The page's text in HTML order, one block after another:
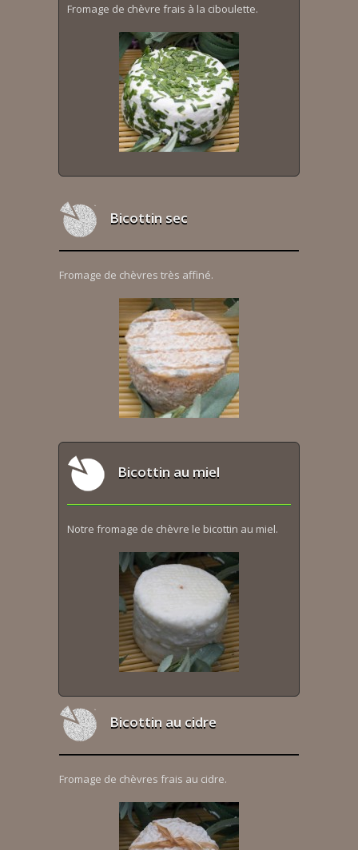
Fromage de chèvre frais à la ciboulette.
Bicottin sec
Fromage de chèvres très affiné.
Bicottin au miel
Notre fromage de chèvre le bicottin au miel.
Bicottin au cidre
Fromage de chèvres frais au cidre.